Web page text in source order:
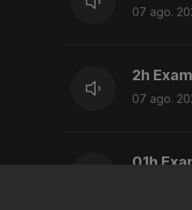
07 ago.
2h
07 ago.
01h